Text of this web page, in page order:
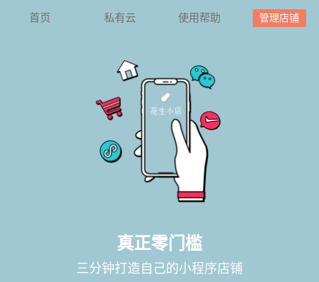
首页 私有云 使用帮助 管理店铺
真正零门槛
三分钟打造自己的小程序店铺